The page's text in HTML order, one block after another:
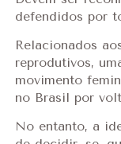
defendidos por
Relacionados
reprodutivos,
movimento
no Brasil por
No entanto, a